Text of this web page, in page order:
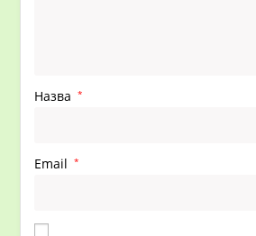
Назва *
Email *